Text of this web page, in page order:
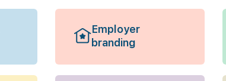
Employer
branding